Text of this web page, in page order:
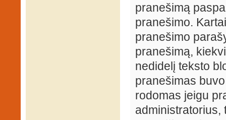
pranešimą
pranešimo.
pranešimo
pranešimą,
nedidelį teksto
pranešimas
rodomas jeigu
administratorius,